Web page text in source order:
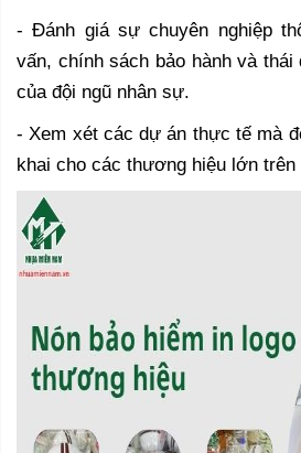
- Đánh giá sự chuyên nghiệp
vấn, chính sách bảo hành và
của đội ngũ nhân sự.
- Xem xét các dự án thực tế mà
khai cho các thương hiệu lớn